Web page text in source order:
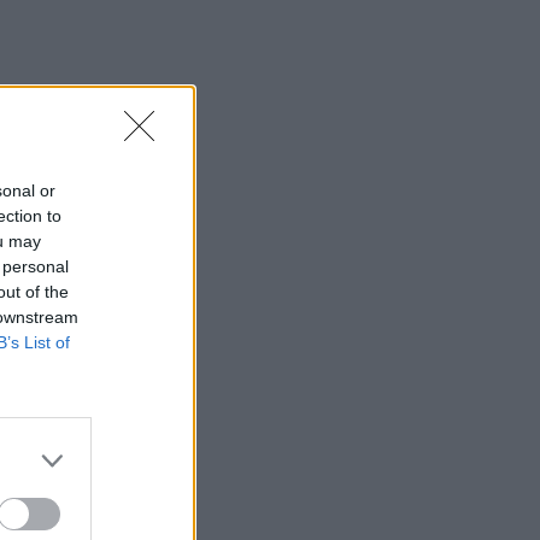
or
to
may
of the
List of
tam,